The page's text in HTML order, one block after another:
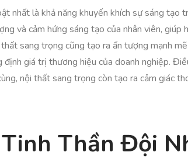
nhất là khả năng khuyến khích sự sáng
và cảm hứng sáng tạo của nhân viên,
sang trọng cũng tạo ra ấn tượng mạnh
định giá trị thương hiệu của doanh nghiệp.
nội thất sang trọng còn tạo ra cảm giác
Thần Đội